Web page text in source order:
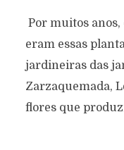
Por muitos anos,
eram essas
jardineiras das
Zarzaquemada,
flores que